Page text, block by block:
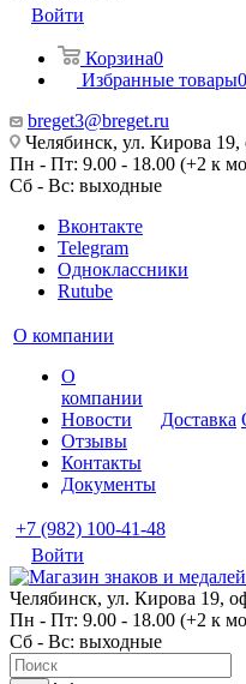
Войти
Корзина0
Избранные товары0
breget3@breget.ru
Челябинск, ул. Кирова 19,
Пн - Пт: 9.00 - 18.00 (+2 к
Сб - Вс: выходные
Вконтакте
Telegram
Одноклассники
Rutube
О компании
О
компании
Новости
Отзывы
Контакты
Документы
Доставка
+7 (982) 100-41-48
Войти
Челябинск, ул. Кирова 19,
Пн - Пт: 9.00 - 18.00 (+2 к
Сб - Вс: выходные